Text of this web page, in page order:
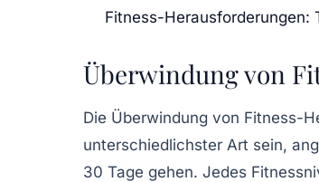
Fitness-Herausforderungen:
Überwindung von
Die Überwindung von Fitness-
unterschiedlichster Art sein,
30 Tage gehen. Jedes